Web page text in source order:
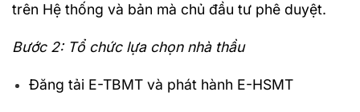
trên Hệ thống và bản mà chủ đầu tư phê duyệt.
Bước 2: Tổ chức lựa chọn nhà thầu
Đăng tải E-TBMT và phát hành E-HSMT